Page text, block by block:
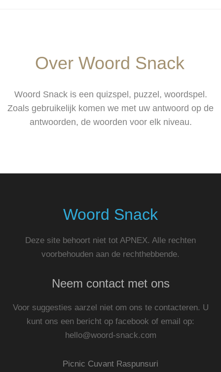
Over Woord Snack
Woord Snack is een quizspel, puzzel, woordspel.
Zoals gebruikelijk komen we met uw antwoord op de
antwoorden, de woorden voor elk niveau.
Woord Snack
Deze site behoort niet tot APNEX. Alle rechten
voorbehouden aan de rechthebbende.
Neem contact met ons
Voor suggesties aarzel niet om ons te contacteren. U
kunt ons een bericht op facebook of email op:
hello@woord-snack.com
Picnic Cuvant Raspunsuri